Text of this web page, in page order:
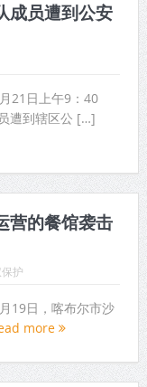
成员遭到公安
21日上午9：40
遭到辖区公 […]
营的餐馆袭击
护
19日，喀布尔市沙
more